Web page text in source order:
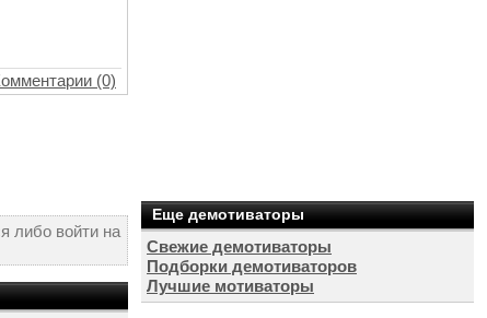
(0)
либо войти на
Еще демотиваторы
Свежие демотиваторы
Подборки демотиваторов
Лучшие мотиваторы